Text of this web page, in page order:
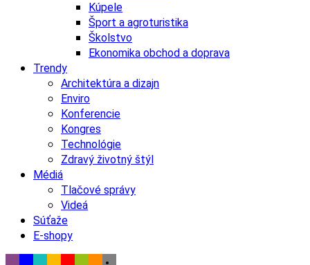
Kúpele
Šport a agroturistika
Školstvo
Ekonomika obchod a doprava
Trendy
Architektúra a dizajn
Enviro
Konferencie
Kongres
Technológie
Zdravý životný štýl
Médiá
Tlačové správy
Videá
Súťaže
E-shopy